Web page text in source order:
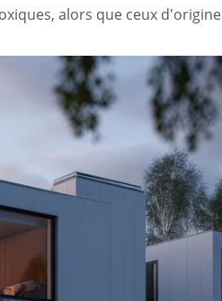
alors que ceux d'origine